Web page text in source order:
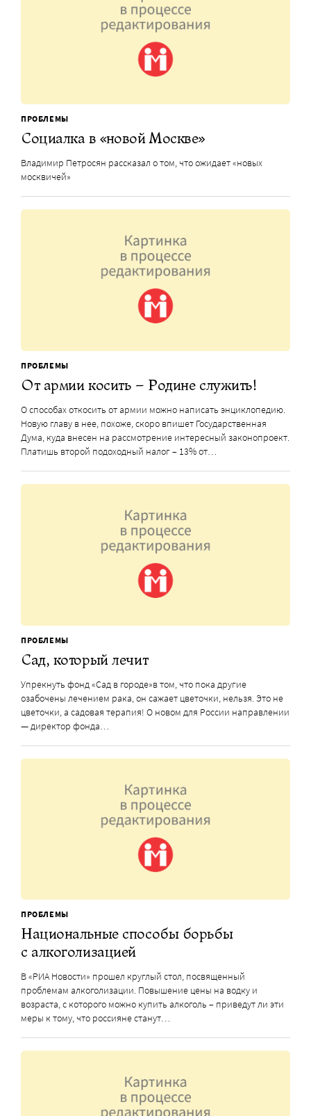
ПРОБЛЕМЫ
Социалка в «новой Москве»
Владимир Петросян рассказал о том, что ожидает «новых
москвичей»
ПРОБЛЕМЫ
От армии косить – Родине служить!
О способах откосить от армии можно написать энциклопедию.
Новую главу в нее, похоже, скоро впишет Государственная
Дума, куда внесен на рассмотрение интересный законопроект.
Платишь второй подоходный налог – 13% от…
ПРОБЛЕМЫ
Сад, который лечит
Упрекнуть фонд «Сад в городе»в том, что пока другие
озабочены лечением рака, он сажает цветочки, нельзя. Это не
цветочки, а садовая терапия! О новом для России направлении
— директор фонда…
ПРОБЛЕМЫ
Национальные способы борьбы
с алкоголизацией
В «РИА Новости» прошел круглый стол, посвященный
проблемам алкоголизации. Повышение цены на водку и
возраста, с которого можно купить алкоголь – приведут ли эти
меры к тому, что россияне станут…